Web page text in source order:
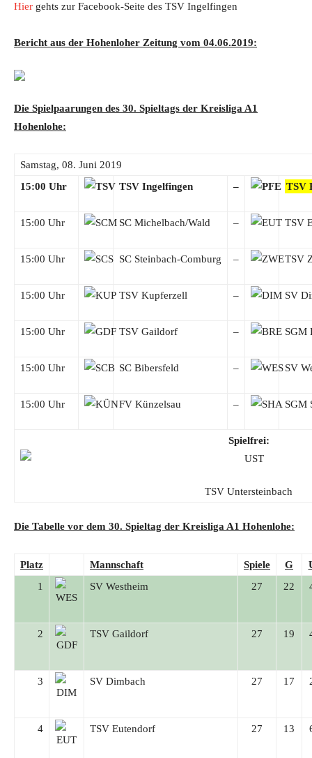
Hier gehts zur Facebook-Seite des TSV Ingelfingen
Bericht aus der Hohenloher Zeitung vom 04.06.2019:
Die Spielpaarungen des 30. Spieltags der Kreisliga A1
Hohenlohe:
Samstag, 08. Juni 2019
15:00 Uhr
TSV Ingelfingen – TSV
15:00 Uhr SC Michelbach/Wald – TSV
15:00 Uhr SC Steinbach-Comburg – TSV
15:00 Uhr TSV Kupferzell – SV
15:00 Uhr TSV Gaildorf – SGM
15:00 Uhr SC Bibersfeld – SV
15:00 Uhr FV Künzelsau – SGM
Spielfrei:
TSV Untersteinbach
Die Tabelle vor dem 30. Spieltag der Kreisliga A1 Hohenlohe:
Platz Mannschaft Spiele G
1
SV Westheim 27 22
2 TSV Gaildorf 27 19
3 SV Dimbach 27 17
4 TSV Eutendorf 27 13